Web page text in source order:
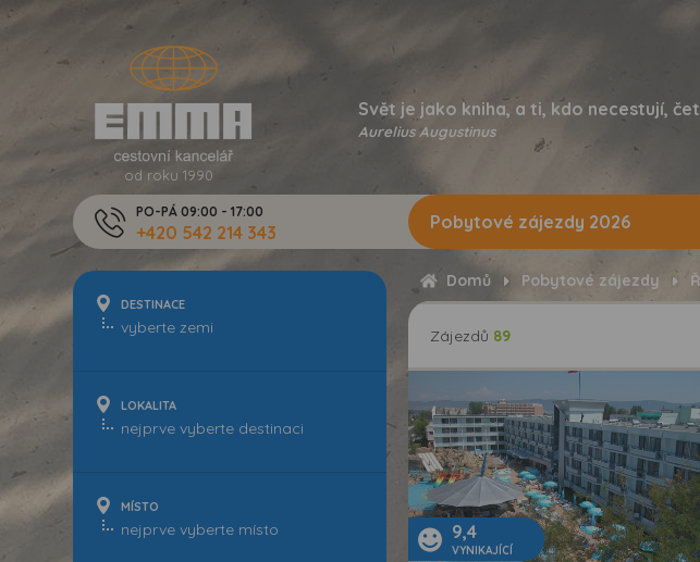
od roku 1990
Svět je jako kniha, a ti, kdo necestují,
Aurelius Augustinus
PO-PÁ 09:00 - 17:00
+420 542 214 343
DESTINACE
LOKALITA
MÍSTO
Pobytové zájezdy 2026
Domů Pobytové zájezdy
Zájezdů 89
9,4
VYNIKAJÍCÍ